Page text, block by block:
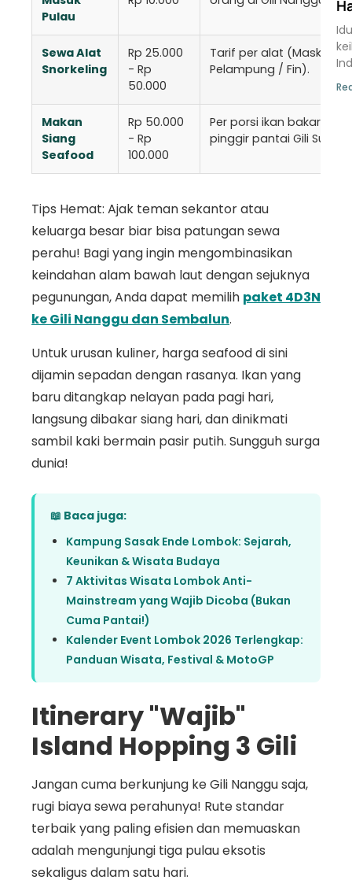
Pulau
Sewa Alat
Snorkeling
Rp 25.000
- Rp
50.000
Tarif per alat (Masker &
Pelampung / Fin).
Makan
Siang
Seafood
Rp 50.000
- Rp
100.000
Per porsi ikan bakar
pinggir pantai Gili Sudak.
Tips Hemat: Ajak teman sekantor atau
keluarga besar biar bisa patungan sewa
perahu! Bagi yang ingin mengombinasikan
keindahan alam bawah laut dengan sejuknya
pegunungan, Anda dapat memilih paket 4D3N
ke Gili Nanggu dan Sembalun.
Untuk urusan kuliner, harga seafood di sini
dijamin sepadan dengan rasanya. Ikan yang
baru ditangkap nelayan pada pagi hari,
langsung dibakar siang hari, dan dinikmati
sambil kaki bermain pasir putih. Sungguh surga
dunia!
📖 Baca juga:
Kampung Sasak Ende Lombok: Sejarah,
Keunikan & Wisata Budaya
7 Aktivitas Wisata Lombok Anti-
Mainstream yang Wajib Dicoba (Bukan
Cuma Pantai!)
Kalender Event Lombok 2026 Terlengkap:
Panduan Wisata, Festival & MotoGP
Itinerary "Wajib"
Island Hopping 3 Gili
Jangan cuma berkunjung ke Gili Nanggu saja,
rugi biaya sewa perahunya! Rute standar
terbaik yang paling efisien dan memuaskan
adalah mengunjungi tiga pulau eksotis
sekaligus dalam satu hari.